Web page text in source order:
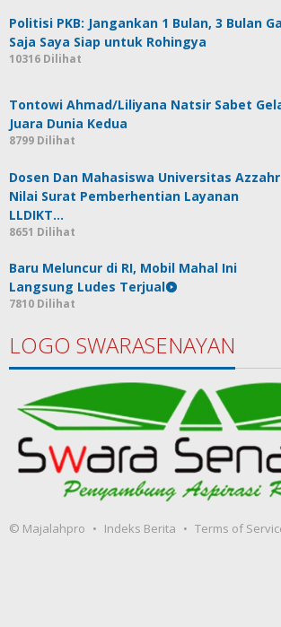
Politisi PKB: Jangankan 1 Bulan, 3 Bulan
Saja Saya Siap untuk Rohingya
10316 Dilihat
Tontowi Ahmad/Liliyana Natsir Sabet
Juara Dunia Kedua
8799 Dilihat
Dosen Dan Mahasiswa Universitas
Nilai Surat Pemberhentian Layanan
LLDIKT…
8651 Dilihat
Baru Meluncur di RI, Mobil Mahal Ini
Langsung Ludes Terjual
7810 Dilihat
LOGO SWARASENAYAN
© Majalahpro Indeks Berita Terms of